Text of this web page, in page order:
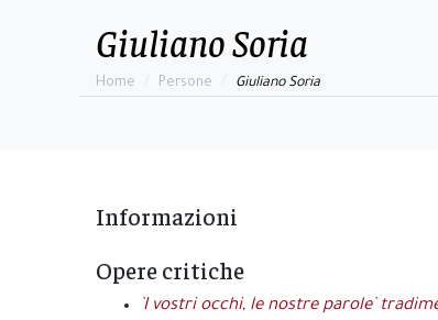
Giuliano Soria
Home Persone Giuliano Soria
Informazioni
Opere critiche
`I vostri occhi, le nostre parole`